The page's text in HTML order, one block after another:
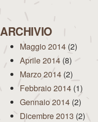
ARCHIVIO
Maggio 2014 (2)
Aprile 2014 (8)
Marzo 2014 (2)
Febbraio 2014 (1)
Gennaio 2014 (2)
Dicembre 2013 (2)